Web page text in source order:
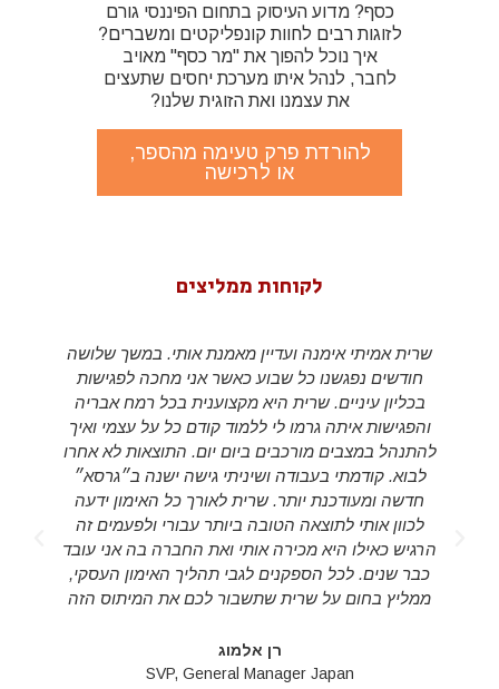
כסף? מדוע העיסוק בתחום הפיננסי גורם
לזוגות רבים לחוות קונפליקטים ומשברים?
איך נוכל להפוך את "מר כסף" מאויב
לחבר, לנהל איתו מערכת יחסים שתעצים
את עצמנו ואת הזוגית שלנו?
להורדת פרק טעימה מהספר,
או לרכישה
לקוחות ממליצים
שרית אמיתי אימנה ועדיין מאמנת אותי. במשך שלושה
חודשים נפגשנו כל שבוע כאשר אני מחכה לפגישות
בכליון עיניים. שרית היא מקצוענית בכל רמח אבריה
והפגישות איתה גרמו לי ללמוד קודם כל על עצמי ואיך
להתנהל במצבים מורכבים ביום יום. התוצאות לא אחרו
לבוא. קודמתי בעבודה ושיניתי גישה ישנה ב״גרסא״
חדשה ומעודכנת יותר. שרית לאורך כל האימון ידעה
לכוון אותי לתוצאה הטובה ביותר עבורי ולפעמים זה
הרגיש כאילו היא מכירה אותי ואת החברה בה אני עובד
כבר שנים. לכל הספקנים לגבי תהליך האימון העסקי,
ממליץ בחום על שרית שתשבור לכם את המיתוס הזה
רן אלמוג
SVP, General Manager Japan